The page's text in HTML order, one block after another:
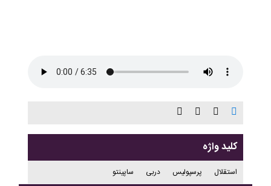
کلید واژه
استقلال پرسپولیس دربی ساپینتو